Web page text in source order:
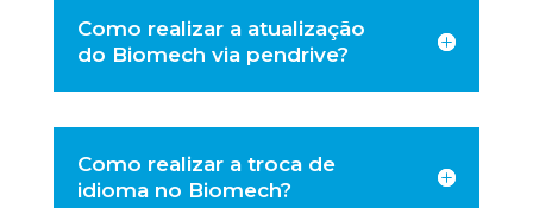
Como realizar a atualização
do Biomech via pendrive?
Como realizar a troca de
idioma no Biomech?